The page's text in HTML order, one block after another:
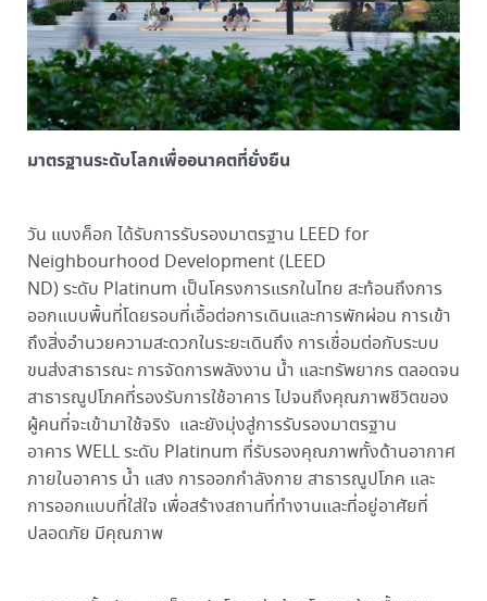
มาตรฐานระดับโลกเพื่ออนาคตที่ยั่งยืน
วัน แบงค็อก ได้รับการรับรองมาตรฐาน LEED for
Neighbourhood Development (LEED
ND) ระดับ Platinum เป็นโครงการแรกในไทย สะท้อนถึงการ
ออกแบบพื้นที่โดยรอบที่เอื้อต่อการเดินและการพักผ่อน การเข้า
ถึงสิ่งอำนวยความสะดวกในระยะเดินถึง การเชื่อมต่อกับระบบ
ขนส่งสาธารณะ การจัดการพลังงาน น้ำ และทรัพยากร ตลอดจน
สาธารณูปโภคที่รองรับการใช้อาคาร ไปจนถึงคุณภาพชีวิตของ
ผู้คนที่จะเข้ามาใช้จริง และยังมุ่งสู่การรับรองมาตรฐาน
อาคาร WELL ระดับ Platinum ที่รับรองคุณภาพทั้งด้านอากาศ
ภายในอาคาร น้ำ แสง การออกกำลังกาย สาธารณูปโภค และ
การออกแบบที่ใส่ใจ เพื่อสร้างสถานที่ทำงานและที่อยู่อาศัยที่
ปลอดภัย มีคุณภาพ